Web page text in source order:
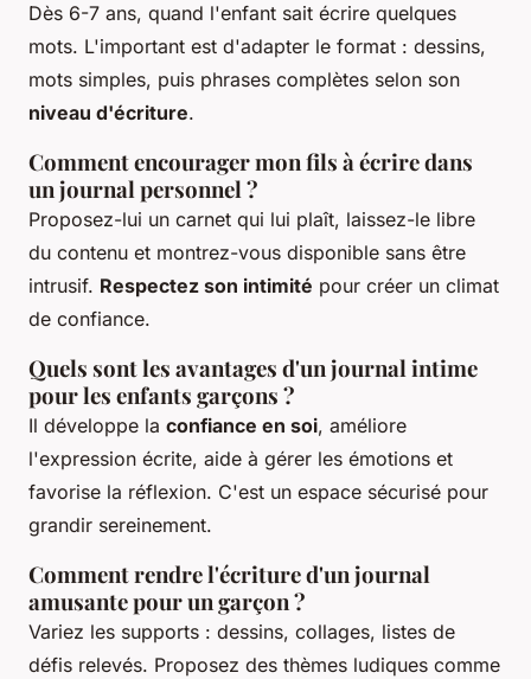
Dès 6-7 ans, quand l'enfant sait écrire quelques
mots. L'important est d'adapter le format : dessins,
mots simples, puis phrases complètes selon son
niveau d'écriture.
Comment encourager mon fils à écrire dans
un journal personnel ?
Proposez-lui un carnet qui lui plaît, laissez-le libre
du contenu et montrez-vous disponible sans être
intrusif. Respectez son intimité pour créer un climat
de confiance.
Quels sont les avantages d'un journal intime
pour les enfants garçons ?
Il développe la confiance en soi, améliore
l'expression écrite, aide à gérer les émotions et
favorise la réflexion. C'est un espace sécurisé pour
grandir sereinement.
Comment rendre l'écriture d'un journal
amusante pour un garçon ?
Variez les supports : dessins, collages, listes de
défis relevés. Proposez des thèmes ludiques comme